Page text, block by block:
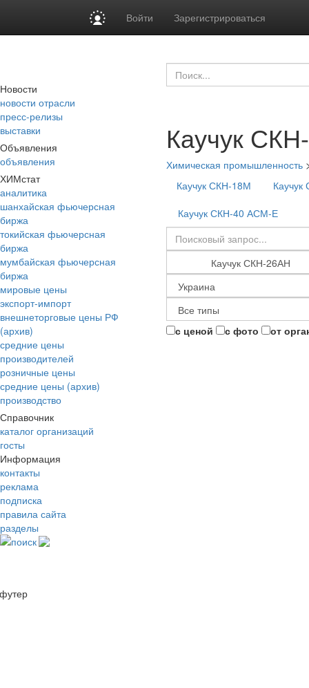
Войти Зарегистрироваться
Новости
новости отрасли
пресс-релизы
выставки
Объявления
объявления
ХИМстат
аналитика
шанхайская фьючерсная
биржа
токийская фьючерсная
биржа
мумбайская фьючерсная
биржа
мировые цены
экспорт-импорт
внешнеторговые цены РФ
(архив)
средние цены
производителей
розничные цены
средние цены (архив)
производство
Справочник
каталог организаций
госты
Информация
контакты
реклама
подписка
правила сайта
разделы
поиск
Каучук
Химическая промышленность
Каучук СКН-18М
Каучук СКН-40 АСМ-Е
с ценой с фото от
футер